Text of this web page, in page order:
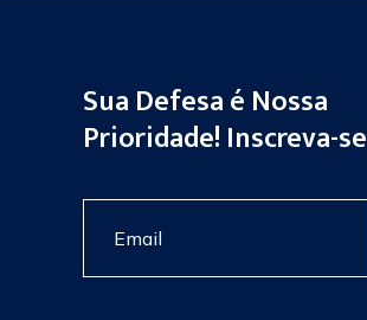
Sua Defesa é Nossa
Prioridade! Inscreva-se